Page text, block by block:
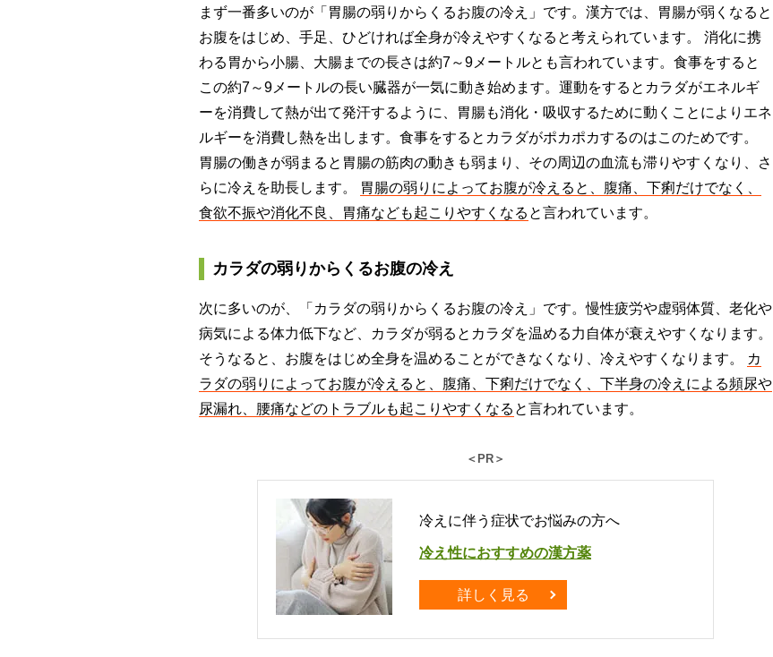
まず一番多いのが「胃腸の弱りからくるお腹の冷え」です。漢方では、胃腸が弱くなると
お腹をはじめ、手足、ひどければ全身が冷えやすくなると考えられています。 消化に携
わる胃から小腸、大腸までの長さは約7～9メートルとも言われています。食事をすると
この約7～9メートルの長い臓器が一気に動き始めます。運動をするとカラダがエネルギ
ーを消費して熱が出て発汗するように、胃腸も消化・吸収するために動くことによりエネ
ルギーを消費し熱を出します。食事をするとカラダがポカポカするのはこのためです。
胃腸の働きが弱まると胃腸の筋肉の動きも弱まり、その周辺の血流も滞りやすくなり、さ
らに冷えを助長します。
胃腸の弱りによってお腹が冷えると、腹痛、下痢だけでなく、
食欲不振や消化不良、胃痛なども起こりやすくなる と言われています。
カラダの弱りからくるお腹の冷え
次に多いのが、「カラダの弱りからくるお腹の冷え」です。慢性疲労や虚弱体質、老化や
病気による体力低下など、カラダが弱るとカラダを温める力自体が衰えやすくなります。
そうなると、お腹をはじめ全身を温めることができなくなり、冷えやすくなります。
カ
ラダの弱りによってお腹が冷えると、腹痛、下痢だけでなく、下半身の冷えによる頻尿や
尿漏れ、腰痛などのトラブルも起こりやすくなる と言われています。
＜PR＞
冷えに伴う症状でお悩みの方へ
冷え性におすすめの漢方薬
詳しく見る